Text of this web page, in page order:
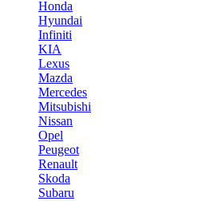
Honda
Hyundai
Infiniti
KIA
Lexus
Mazda
Mercedes
Mitsubishi
Nissan
Opel
Peugeot
Renault
Skoda
Subaru